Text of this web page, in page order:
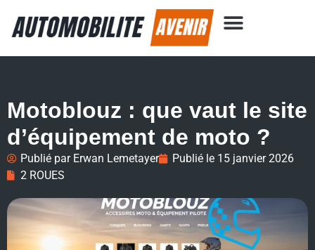
Motoblouz : que vaut le site
d’équipement de moto ?
Publié parErwan Lemetayer Publié le 15 janvier 2026
2 ROUES